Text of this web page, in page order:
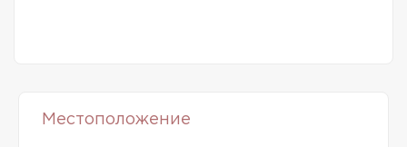
Местоположение